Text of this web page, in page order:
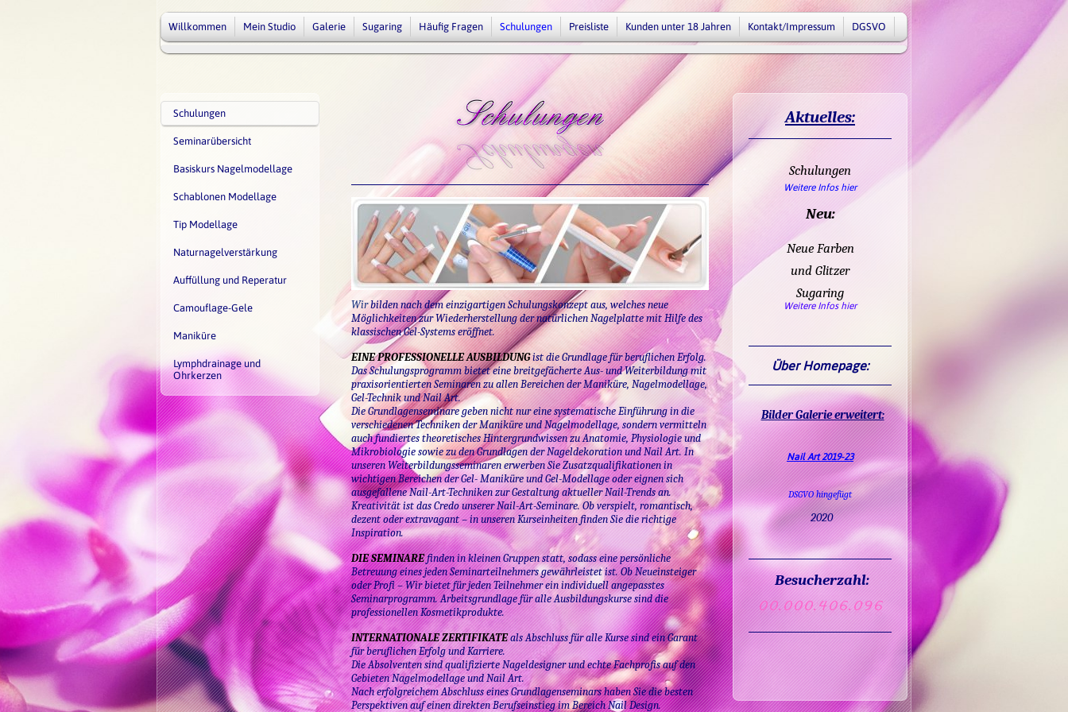
Willkommen Mein Studio Galerie Sugaring Häufig Fragen Schulungen Preisliste Kunden unter 18 Jahren Kontakt/Impressum DGSVO
Schulungen
Seminarübersicht
Basiskurs Nagelmodellage
Schablonen Modellage
Tip Modellage
Naturnagelverstärkung
Auffüllung und Reperatur
Camouflage-Gele
Maniküre
Lymphdrainage und
Ohrkerzen
Wirbilden nach dem einzigartigen Schulungskonzept aus, welches neue
Möglichkeiten zur Wiederherstellung der natürlichen Nagelplatte mit Hilfe des
klassischen Gel-Systems eröffnet.
EINE PROFESSIONELLE AUSBILDUNGist die Grundlage für beruflichen Erfolg.
Das Schulungsprogramm bietet eine breitgefächerte Aus- und Weiterbildung mit
praxisorientierten Seminaren zu allen Bereichen der Maniküre, Nagelmodellage,
Gel-Technik und Nail Art.
Die Grundlagenseminare geben nicht nur eine systematische Einführung in die
verschiedenen Techniken der Maniküre und Nagelmodellage, sondern vermitteln
auch fundiertes theoretisches Hintergrundwissen zu Anatomie, Physiologie und
Mikrobiologie sowie zu den Grundlagen der Nageldekoration und Nail Art. In
unseren Weiterbildungsseminaren erwerben Sie Zusatzqualifikationen in
wichtigen Bereichen der Gel- Maniküre und Gel-Modellage oder eignen sich
ausgefallene Nail-Art-Techniken zur Gestaltung aktueller Nail-Trends an.
Kreativität ist das Credo unserer Nail-Art-Seminare. Ob verspielt, romantisch,
dezent oder extravagant – in unseren Kurseinheiten finden Sie die richtige
Inspiration.
DIE SEMINAREfinden in kleinen Gruppen statt, sodass eine persönliche
Betreuung eines jeden Seminarteilnehmers gewährleistet ist. Ob Neueinsteiger
oder Profi – Wir bietet für jeden Teilnehmer ein individuell angepasstes
Seminarprogramm. Arbeitsgrundlage für alle Ausbildungskurse sind die
professionellen Kosmetikprodukte.
INTERNATIONALE ZERTIFIKATEals Abschluss für alle Kurse sind ein Garant
für beruflichen Erfolg und Karriere.
Die Absolventen sind qualifizierte Nageldesigner und echte Fachprofis auf den
Gebieten Nagelmodellage und Nail Art.
Nach erfolgreichem Abschluss eines Grundlagenseminars haben Sie die besten
Perspektiven auf einen direkten Berufseinstieg im Bereich Nail Design.
Aktuelles:
Schulungen
Weitere Infos hier
Neu:
Neue Farben
und Glitzer
Sugaring
Weitere Infos hier
Über Homepage:
Bilder Galerie erweitert:
Nail Art 2019-23
DSGVO hingefügt
2020
Besucherzahl: